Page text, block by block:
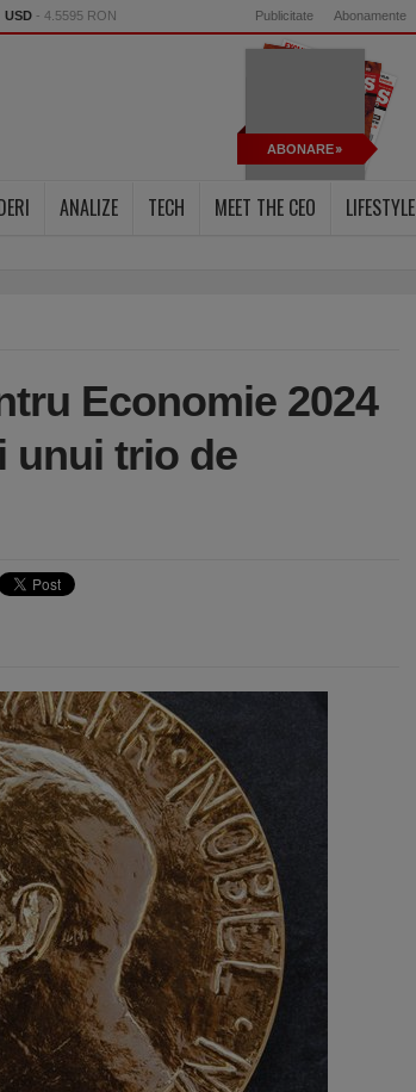
USD - 4.5595 RON Publicitate Abonamente
ABONARE
ANALIZE TECH MEET THE CEO LIFESTYLE
Economie 2024
unui trio de